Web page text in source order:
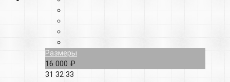
Размеры
16 000 ₽
31 32 33